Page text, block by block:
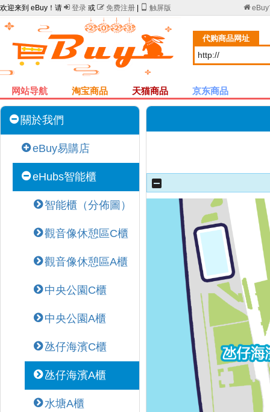
欢迎来到 eBuy！请  登录 或  免费注册 触屏版 eBuy
代购商品网址
网站导航 淘宝商品 天猫商品 京东商品
關於我們
eBuy易購店
eHubs智能櫃
智能櫃（分佈圖）
觀音像休憩區C櫃
觀音像休憩區A櫃
中央公園C櫃
中央公園A櫃
氹仔海濱C櫃
氹仔海濱A櫃
水塘A櫃